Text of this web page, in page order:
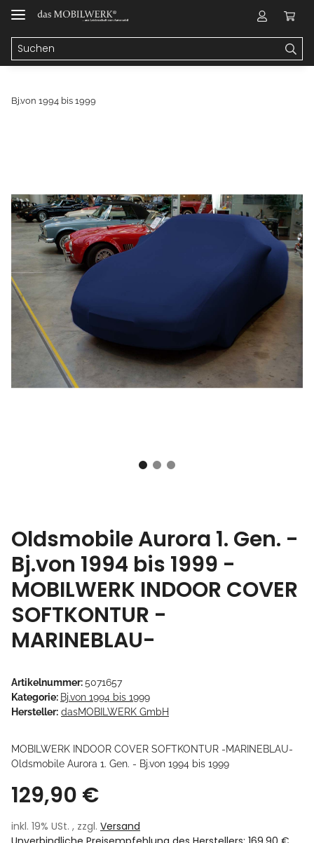
Bj.von 1994 bis 1999
Oldsmobile Aurora 1. Gen. -
Bj.von 1994 bis 1999 -
MOBILWERK INDOOR COVER
SOFTKONTUR -
MARINEBLAU-
Artikelnummer:5071657
Kategorie: Bj.von 1994 bis 1999
Hersteller: dasMOBILWERK GmbH
MOBILWERK INDOOR COVER SOFTKONTUR -MARINEBLAU-
Oldsmobile Aurora 1. Gen. - Bj.von 1994 bis 1999
129,90 €
inkl. 19% USt. , zzgl. Versand